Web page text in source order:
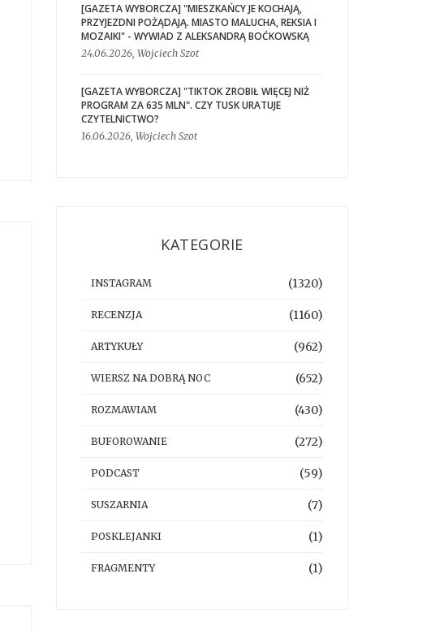
[GAZETA WYBORCZA] "MIESZKAŃCY JE KOCHAJĄ,
PRZYJEZDNI POŻĄDAJĄ. MIASTO MALUCHA, REKSIA I
MOZAIKI" - WYWIAD Z ALEKSANDRĄ BOĆKOWSKĄ
24.06.2026, Wojciech Szot
[GAZETA WYBORCZA] "TIKTOK ZROBIŁ WIĘCEJ NIŻ
PROGRAM ZA 635 MLN". CZY TUSK URATUJE
CZYTELNICTWO?
16.06.2026, Wojciech Szot
KATEGORIE
INSTAGRAM (1320)
RECENZJA (1160)
ARTYKUŁY (962)
WIERSZ NA DOBRĄ NOC (652)
ROZMAWIAM (430)
BUFOROWANIE (272)
PODCAST (59)
SUSZARNIA (7)
POSKLEJANKI (1)
FRAGMENTY (1)